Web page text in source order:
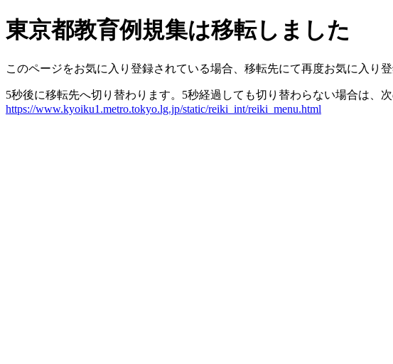
東京都教育例規集は移転しました
このページをお気に入り登録されている場合、移転先にて再度お気に入り
5秒後に移転先へ切り替わります。5秒経過しても切り替わらない場合は、
https://www.kyoiku1.metro.tokyo.lg.jp/static/reiki_int/reiki_menu.html